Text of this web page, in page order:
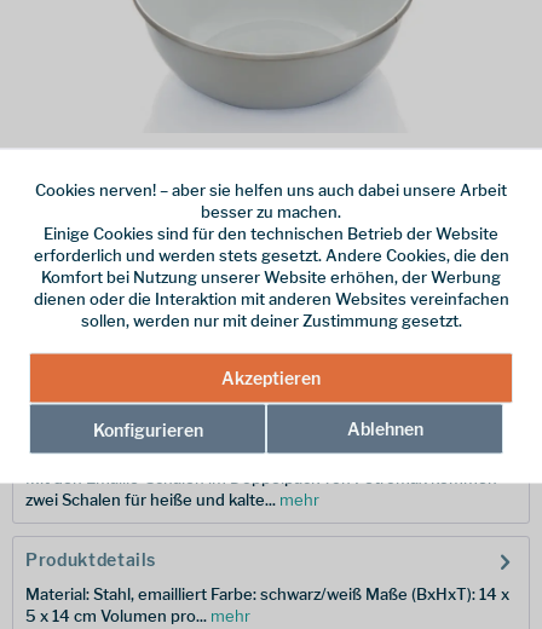
Dieser Artikel steht derzeit nicht zur Verfügung!
21,99 € *
inkl. MwSt.zzgl. Versandkosten
Merken
px-bowl-w
Beschreibung
zwei Schalen für heiße und kalte... mehr
Produktdetails
Material: Stahl, emailliert Farbe: schwarz/weiß Maße (BxHxT): 14 x
5 x 14 cm Volumen pro... mehr
Cookies nerven! – aber sie helfen uns auch dabei unsere Arbeit
besser zu machen.
Einige Cookies sind für den technischen Betrieb der Website
erforderlich und werden stets gesetzt. Andere Cookies, die den
Komfort bei Nutzung unserer Website erhöhen, der Werbung
dienen oder die Interaktion mit anderen Websites vereinfachen
sollen, werden nur mit deiner Zustimmung gesetzt.
Akzeptieren
Konfigurieren Ablehnen